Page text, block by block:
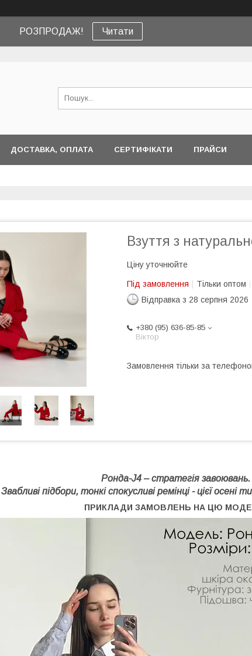
РОЗПРОДАЖ! Читати
ДОСТАВКА, ОПЛАТА СЕРТИФІКАТИ ПРАЙСИ
Взуття з
Ціну уточнюйте
Під замовлення Тільки оптом
Відправка з 28 серпня 2026
+380 (95) 636-85-85
Віктор
Замовлення тільки за
Ронда-J4 – стратегія завоювань.
Звабливі підбори, тонкі спокусливі ремінці - цієї осені
ПРИКЛАДИ ЗАМОВЛЕНЬ НА ЦЮ